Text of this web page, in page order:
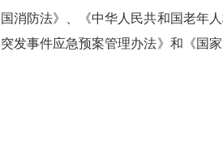
防法》、《中华人民共和国老年人
事件应急预案管理办法》和《国家